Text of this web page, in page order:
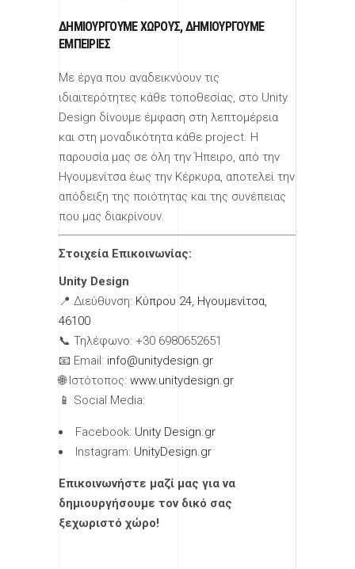
ΔΗΜΙΟΥΡΓΟΎΜΕ ΧΏΡΟΥΣ, ΔΗΜΙΟΥΡΓΟΎΜΕ
ΕΜΠΕΙΡΊΕΣ
Με έργα που αναδεικνύουν τις
ιδιαιτερότητες κάθε τοποθεσίας, στο Unity
Design δίνουμε έμφαση στη λεπτομέρεια
και στη μοναδικότητα κάθε project. Η
παρουσία μας σε όλη την Ήπειρο, από την
Ηγουμενίτσα έως την Κέρκυρα, αποτελεί την
απόδειξη της ποιότητας και της συνέπειας
που μας διακρίνουν.
Στοιχεία Επικοινωνίας:
Unity Design
📍 Διεύθυνση: Κύπρου 24, Ηγουμενίτσα,
46100
📞 Τηλέφωνο: +30 6980652651
📧 Email: info@unitydesign.gr
🌐 Ιστότοπος: www.unitydesign.gr
📱 Social Media:
Facebook: Unity Design.gr
Instagram: UnityDesign.gr
Επικοινωνήστε μαζί μας για να
δημιουργήσουμε τον δικό σας
ξεχωριστό χώρο!